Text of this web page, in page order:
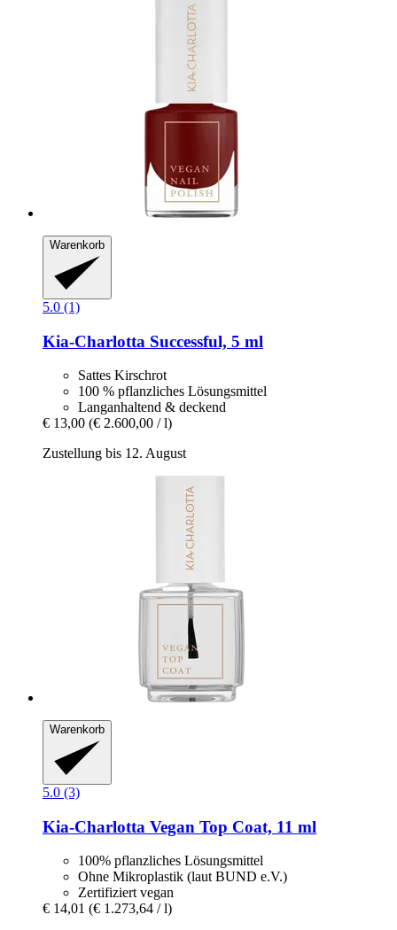
Warenkorb
5.0 (1)
Kia-Charlotta Successful, 5 ml
Sattes Kirschrot
100 % pflanzliches Lösungsmittel
Langanhaltend & deckend
€ 13,00 (€ 2.600,00 / l)
Zustellung bis 12. August
Warenkorb
5.0 (3)
Kia-Charlotta Vegan Top Coat, 11 ml
100% pflanzliches Lösungsmittel
Ohne Mikroplastik (laut BUND e.V.)
Zertifiziert vegan
€ 14,01 (€ 1.273,64 / l)